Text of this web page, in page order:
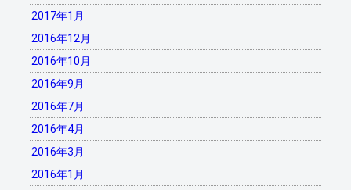
2017年1月
2016年12月
2016年10月
2016年9月
2016年7月
2016年4月
2016年3月
2016年1月